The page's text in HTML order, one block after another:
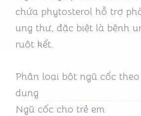
chứa phytosterol hỗ trợ
ung thư, đặc biệt là bệnh
ruột kết.
Phân loại bột ngũ cốc
dụng
Ngũ cốc cho trẻ em